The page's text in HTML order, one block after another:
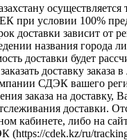
осуществляется
при условии 100%
доставки зависит от
названия города
доставки будет
доставку заказа
СДЭК вашего
заказа на доставку,
доставки.
кабинете, либо на
(https://cdek.kz/ru/